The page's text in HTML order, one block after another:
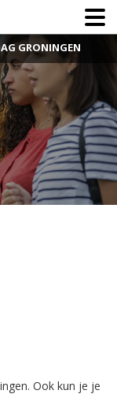
GRONINGEN
Ook kun je je